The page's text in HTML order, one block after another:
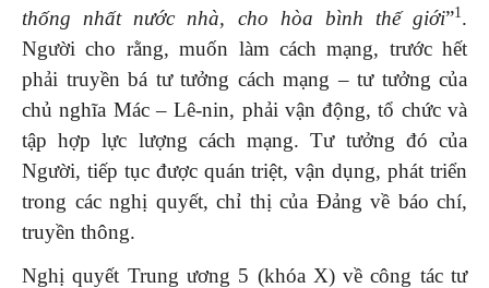
thống nhất nước nhà, cho hòa bình thế giới”1 .
Người cho rằng, muốn làm cách mạng, trước hết
phải truyền bá tư tưởng cách mạng – tư tưởng của
chủ nghĩa Mác – Lê-nin, phải vận động, tổ chức và
tập hợp lực lượng cách mạng. Tư tưởng đó của
Người, tiếp tục được quán triệt, vận dụng, phát triển
trong các nghị quyết, chỉ thị của Đảng về báo chí,
truyền thông.
Nghị quyết Trung ương 5 (khóa X) về công tác tư